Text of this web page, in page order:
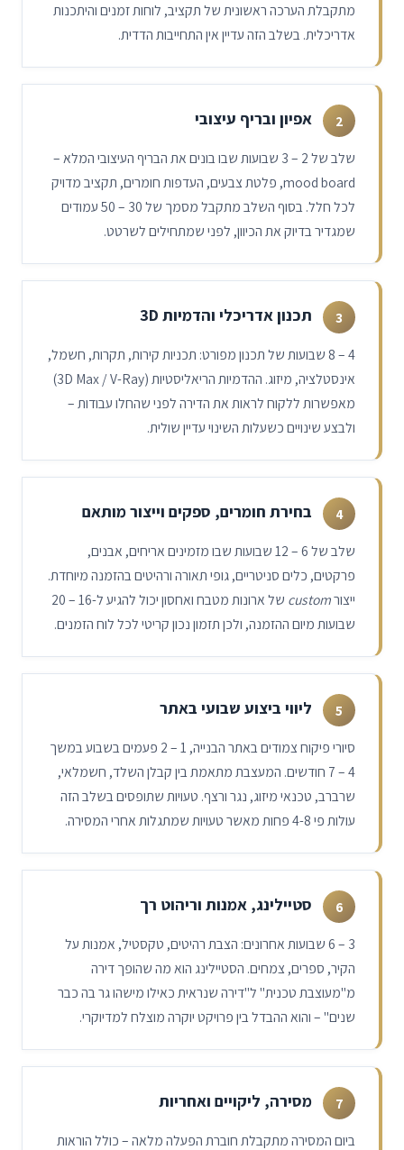
מתקבלת הערכה ראשונית של תקציב, לוחות זמנים והיתכנות
אדריכלית. בשלב הזה עדיין אין התחייבות הדדית.
2 אפיון ובריף עיצובי
שלב של3 – 2 שבועות שבו בונים את הבריף העיצובי המלא –
mood board, פלטת צבעים, העדפות חומרים, תקציב מדויק
לכל חלל. בסוף השלב מתקבל מסמך של50 – 30עמודים
שמגדיר בדיוק את הכיוון, לפני שמתחילים לשרטט.
3 תכנון אדריכלי והדמיות 3D
8 – 4שבועות של תכנון מפורט: תכניות קירות, תקרות, חשמל,
אינסטלציה, מיזוג. ההדמיות הריאליסטיות (3D Max / V-Ray)
מאפשרות ללקוח לראות את הדירה לפני שהחלו עבודות –
ולבצע שינויים כשעלות השינוי עדיין שולית.
4 בחירת חומרים, ספקים וייצור מותאם
שלב של12 – 6שבועות שבו מזמינים אריחים, אבנים,
פרקטים, כלים סניטריים, גופי תאורה ורהיטים בהזמנה מיוחדת.
ייצורcustom של ארונות מטבח ואחסון יכול להגיע ל-20 – 16
שבועות מיום ההזמנה, ולכן תזמון נכון קריטי לכל לוח הזמנים.
5 ליווי ביצוע שבועי באתר
סיורי פיקוח צמודים באתר הבנייה, 2 – 1 פעמים בשבוע במשך
7 – 4 חודשים. המעצבת מתאמת בין קבלן השלד, חשמלאי,
שרברב, טכנאי מיזוג, נגר ורצף. טעויות שתופסים בשלב הזה
עולות פי 4-8 פחות מאשר טעויות שמתגלות אחרי המסירה.
6 סטיילינג, אמנות וריהוט רך
6 – 3שבועות אחרונים: הצבת רהיטים, טקסטיל, אמנות על
הקיר, ספרים, צמחים. הסטיילינג הוא מה שהופך דירה
מ"מעוצבת טכנית" ל"דירה שנראית כאילו מישהו גר בה כבר
שנים" – והוא ההבדל בין פרויקט יוקרה מוצלח למדיוקרי.
7 מסירה, ליקויים ואחריות
ביום המסירה מתקבלת חוברת הפעלה מלאה – כולל הוראות